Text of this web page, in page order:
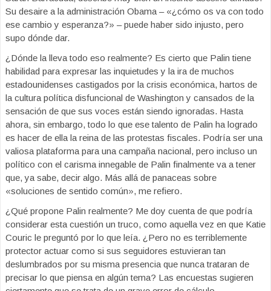
Su desaire a la administración Obama – «¿cómo os va con todo
ese cambio y esperanza?» – puede haber sido injusto, pero
supo dónde dar.
¿Dónde la lleva todo eso realmente? Es cierto que Palin tiene
habilidad para expresar las inquietudes y la ira de muchos
estadounidenses castigados por la crisis económica, hartos de
la cultura política disfuncional de Washington y cansados de la
sensación de que sus voces están siendo ignoradas. Hasta
ahora, sin embargo, todo lo que ese talento de Palin ha logrado
es hacer de ella la reina de las protestas fiscales. Podría ser una
valiosa plataforma para una campaña nacional, pero incluso un
político con el carisma innegable de Palin finalmente va a tener
que, ya sabe, decir algo. Más allá de panaceas sobre
«soluciones de sentido común», me refiero.
¿Qué propone Palin realmente? Me doy cuenta de que podría
considerar esta cuestión un truco, como aquella vez en que Katie
Couric le preguntó por lo que leía. ¿Pero no es terriblemente
protector actuar como si sus seguidores estuvieran tan
deslumbrados por su misma presencia que nunca trataran de
precisar lo que piensa en algún tema? Las encuestas sugieren